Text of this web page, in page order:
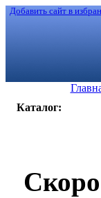
Добавить сайт в
Каталог: